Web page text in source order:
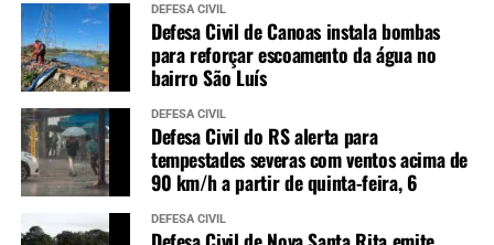
DEFESA CIVIL
Defesa Civil de Canoas instala bombas
para reforçar escoamento da água no
bairro São Luís
DEFESA CIVIL
Defesa Civil do RS alerta para
tempestades severas com ventos acima de
90 km/h a partir de quinta-feira, 6
DEFESA CIVIL